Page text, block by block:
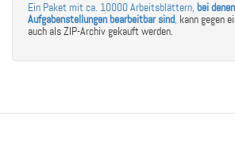
Ein Paket mit ca. 10000 Arbeitsblättern, bei
Aufgabenstellungen bearbeitbar sind, kann gegen
auch als ZIP-Archiv gekauft werden.